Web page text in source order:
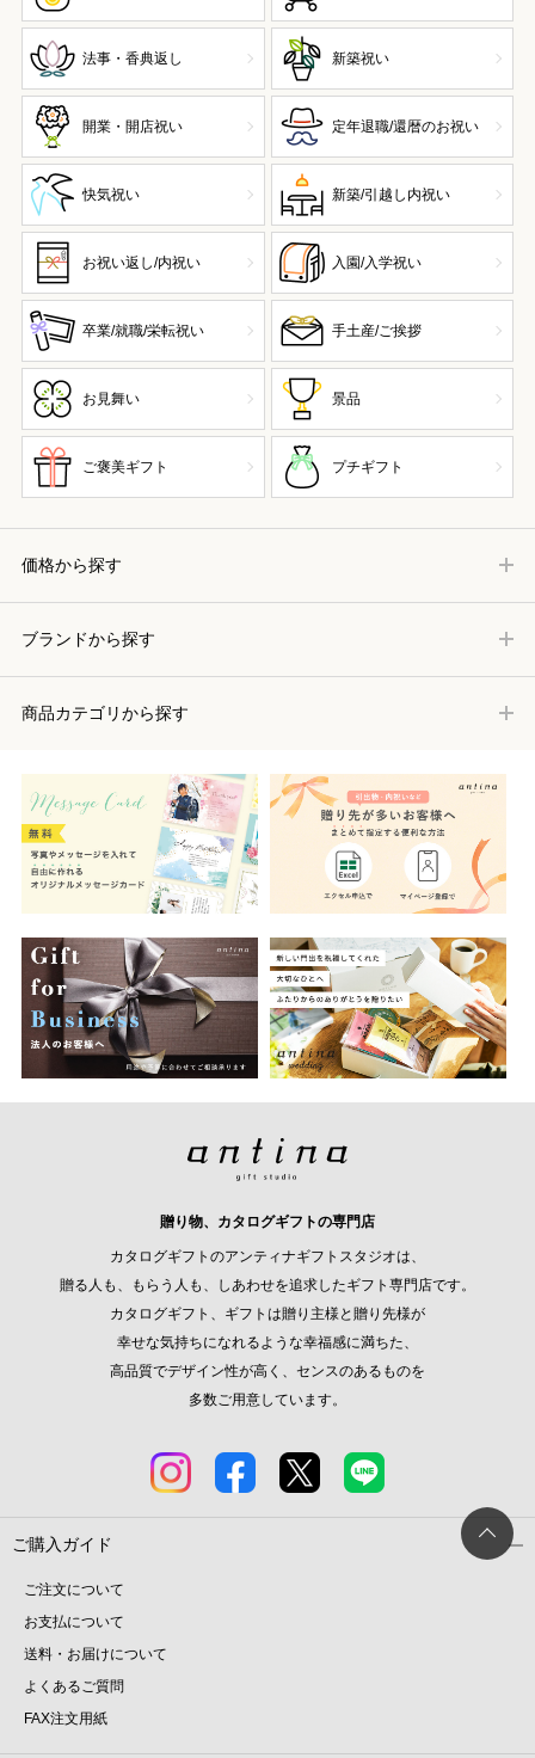
法事・香典返し 新築祝い
開業・開店祝い 定年退職/還暦のお祝い
快気祝い 新築/引越し内祝い
お祝い返し/内祝い 入園/入学祝い
卒業/就職/栄転祝い 手土産/ご挨拶
お見舞い 景品
ご褒美ギフト プチギフト
価格から探す
ブランドから探す
商品カテゴリから探す
贈り物、カタログギフトの専門店
カタログギフトのアンティナギフトスタジオは、
贈る人も、もらう人も、しあわせを追求したギフト専門店です。
カタログギフト、ギフトは贈り主様と贈り先様が
幸せな気持ちになれるような幸福感に満ちた、
高品質でデザイン性が高く、センスのあるものを
多数ご用意しています。
ご購入ガイド
ご注文について
お支払について
送料・お届けについて
よくあるご質問
FAX注文用紙